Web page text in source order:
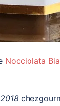
Nocciolata